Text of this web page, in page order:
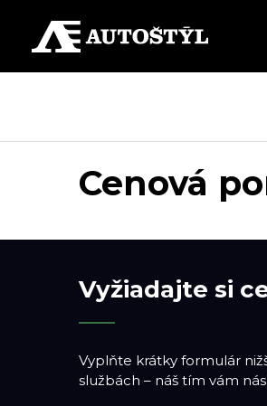
Cenová
Vyžiadajte si
Vyplňte krátky formulár
službách – náš tím vám